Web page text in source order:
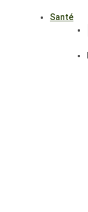
Santé